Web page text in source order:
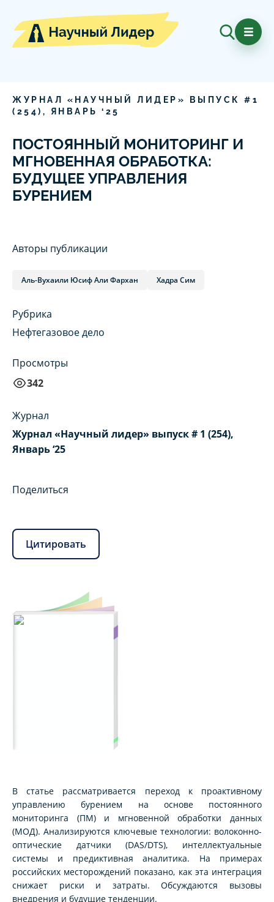
ЖУРНАЛ «НАУЧНЫЙ ЛИДЕР» ВЫПУСК # 1
( 254), ЯНВАРЬ ‘ 25
ПОСТОЯННЫЙ МОНИТОРИНГ И
МГНОВЕННАЯ ОБРАБОТКА:
БУДУЩЕЕ УПРАВЛЕНИЯ
БУРЕНИЕМ
Авторы публикации
Аль-Вухаили Юсиф Али Фархан Хадра Сим
Рубрика
Нефтегазовое дело
Просмотры
342
Журнал
Журнал «Научный лидер» выпуск # 1 (254),
Январь ‘25
Поделиться
Цитировать
В статье рассматривается переход к проактивному
управлению бурением на основе постоянного
мониторинга (ПМ) и мгновенной обработки данных
(МОД). Анализируются ключевые технологии: волоконно-
оптические датчики (DAS/DTS), интеллектуальные
системы и предиктивная аналитика. На примерах
российских месторождений показано, как эта интеграция
снижает риски и затраты. Обсуждаются вызовы
внедрения и будущие тенденции.